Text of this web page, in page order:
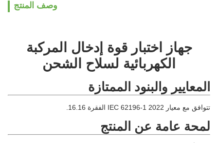
وصف المنتج
جهاز اختبار قوة إدخال المركبة
الكهربائية لسلاح الشحن
المعايير والبنود الممتازة
تتوافق مع معيار IEC 62196-1 2022 الفقرة 16.16.
لمحة عامة عن المنتج